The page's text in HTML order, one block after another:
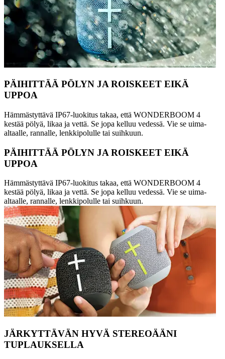
PÄIHITTÄÄ PÖLYN JA ROISKEET EIKÄ
UPPOA
Hämmästyttävä IP67-luokitus takaa, että WONDERBOOM 4
kestää pölyä, likaa ja vettä. Se jopa kelluu vedessä. Vie se uima-
altaalle, rannalle, lenkkipolulle tai suihkuun.
PÄIHITTÄÄ PÖLYN JA ROISKEET EIKÄ
UPPOA
Hämmästyttävä IP67-luokitus takaa, että WONDERBOOM 4
kestää pölyä, likaa ja vettä. Se jopa kelluu vedessä. Vie se uima-
altaalle, rannalle, lenkkipolulle tai suihkuun.
JÄRKYTTÄVÄN HYVÄ STEREOÄÄNI
TUPLAUKSELLA